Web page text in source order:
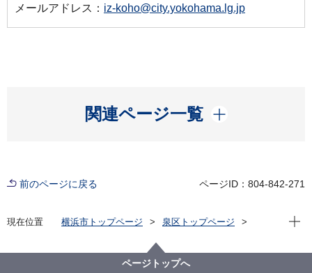
メールアドレス： iz-koho@city.yokohama.lg.jp
関連ページ一覧
開く
前のページに戻る ページID：804-842-271
現在位置 横浜市トップページ
泉区トップページ
2022（令和４）年分
2022（令和4）年3月号
現在
ページトップへ